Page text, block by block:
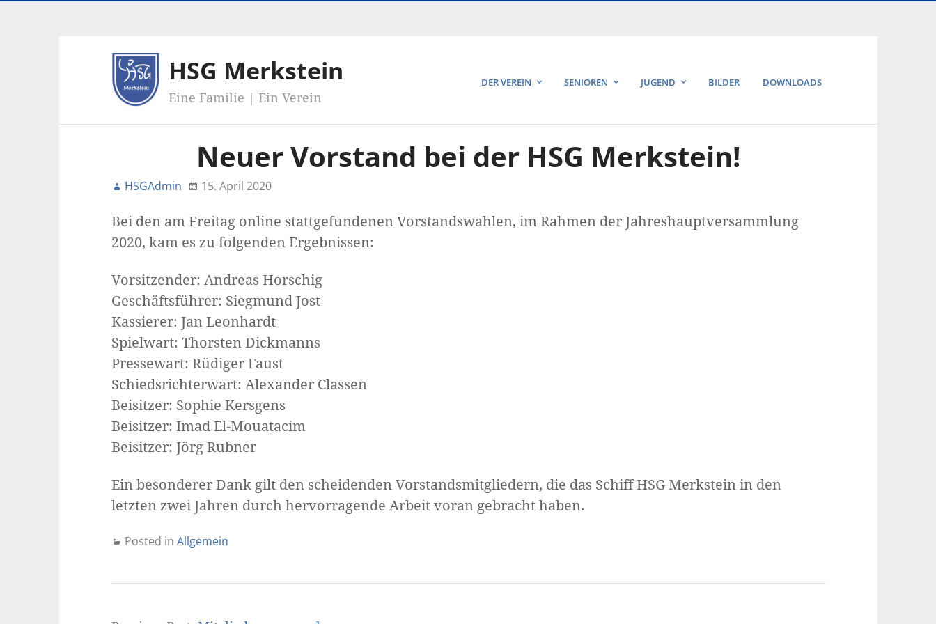
HSG Merkstein
Eine Familie | Ein Verein
DER VEREIN SENIOREN JUGEND BILDER DOWNLOADS
Neuer Vorstand bei der HSG Merkstein!
HSGAdmin 15. April 2020
Bei den am Freitag online stattgefundenen Vorstandswahlen, im Rahmen der Jahreshauptversammlung
2020, kam es zu folgenden Ergebnissen:
Vorsitzender: Andreas Horschig
Geschäftsführer: Siegmund Jost
Kassierer: Jan Leonhardt
Spielwart: Thorsten Dickmanns
Pressewart: Rüdiger Faust
Schiedsrichterwart: Alexander Classen
Beisitzer: Sophie Kersgens
Beisitzer: Imad El-Mouatacim
Beisitzer: Jörg Rubner
Ein besonderer Dank gilt den scheidenden Vorstandsmitgliedern, die das Schiff HSG Merkstein in den
letzten zwei Jahren durch hervorragende Arbeit voran gebracht haben.
Posted in Allgemein